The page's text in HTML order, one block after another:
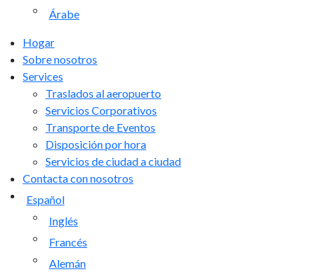
Árabe
Hogar
Sobre nosotros
Services
Traslados al aeropuerto
Servicios Corporativos
Transporte de Eventos
Disposición por hora
Servicios de ciudad a ciudad
Contacta con nosotros
Español
Inglés
Francés
Alemán